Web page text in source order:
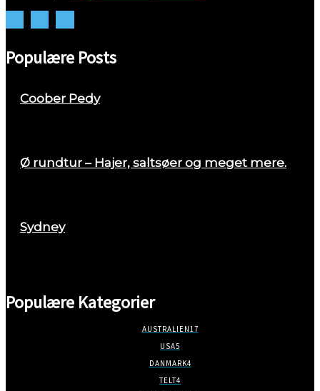
Populære Posts
Coober Pedy
Ø rundtur – Hajer, saltsøer og meget mere.
Sydney
Populære Kategorier
AUSTRALIEN17
USA5
DANMARK4
TELT4